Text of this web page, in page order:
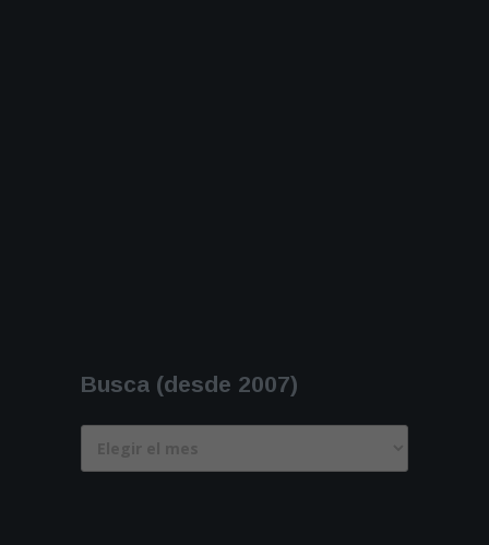
Busca (desde 2007)
(desde